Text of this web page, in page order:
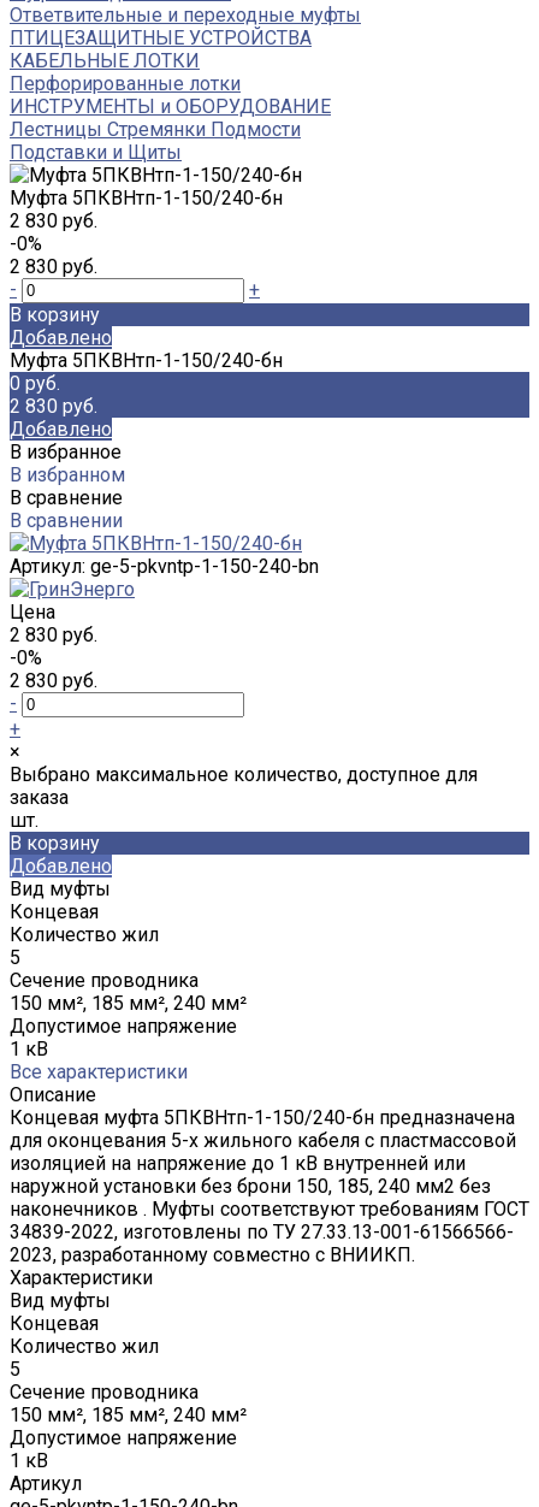
Ответвительные и переходные муфты
ПТИЦЕЗАЩИТНЫЕ УСТРОЙСТВА
КАБЕЛЬНЫЕ ЛОТКИ
Перфорированные лотки
ИНСТРУМЕНТЫ и ОБОРУДОВАНИЕ
Лестницы Стремянки Подмости
Подставки и Щиты
Муфта 5ПКВНтп-1-150/240-бн
2 830 руб.
-0%
2 830 руб.
-
+
В корзину
Добавлено
Муфта 5ПКВНтп-1-150/240-бн
0 руб.
2 830 руб.
Добавлено
В избранное
В избранном
В сравнение
В сравнении
Артикул: ge-5-pkvntp-1-150-240-bn
Цена
2 830 руб.
-0%
2 830 руб.
-
+
×
Выбрано максимальное количество, доступное для
заказа
шт.
В корзину
Добавлено
Вид муфты
Концевая
Количество жил
5
Сечение проводника
150 мм², 185 мм², 240 мм²
Допустимое напряжение
1 кВ
Все характеристики
Описание
Концевая муфта 5ПКВНтп-1-150/240-бн предназначена
для оконцевания 5-х жильного кабеля с пластмассовой
изоляцией на напряжение до 1 кВ внутренней или
наружной установки без брони 150, 185, 240 мм2 без
наконечников . Муфты соответствуют требованиям ГОСТ
34839-2022, изготовлены по ТУ 27.33.13-001-61566566-
2023, разработанному совместно с ВНИИКП.
Характеристики
Вид муфты
Концевая
Количество жил
5
Сечение проводника
150 мм², 185 мм², 240 мм²
Допустимое напряжение
1 кВ
Артикул